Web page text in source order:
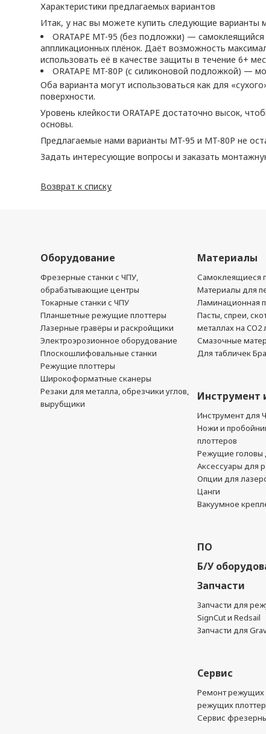
Характеристики предлагаемых вариантов
Итак, у нас вы можете купить следующие варианты
ORATAPE MT-95 (без подложки) —
аппликационных плёнок. Даёт возможность
использовать её в качестве защиты в течение 6+
ORATAPE MT-80P (с силиконовой подложкой) —
Оба варианта могут использоваться как для
поверхности.
Уровень клейкости ORATAPE достаточно высок,
основы.
Предлагаемые нами варианты MT-95 и MT-80P не
Задать интересующие вопросы и заказать
Возврат к списку
Оборудование
Фрезерные станки с ЧПУ,
обрабатывающие центры
Токарные станки с ЧПУ
Планшетные режущие плоттеры
Лазерные гравёры и раскройщики
Электроэрозионное оборудование
Плоскошлифовальные станки
Режущие плоттеры
Широкоформатные сканеры
Резаки для металла, обрезчики углов,
вырубщики
Материалы
Самоклеящиеся
Материалы для
Ламинационная
Пасты, спреи,
металлах на CO2
Смазочные
Для табличек
Инструмент
Инструмент для
Ножи и
плоттеров
Режущие головы
Аксессуары для
Опции для
Цанги
Вакуумное
ПО
Б/У
Запчасти
Запчасти для
SignCut и Redsail
Запчасти для
Сервис
Ремонт режущих
режущих
Сервис